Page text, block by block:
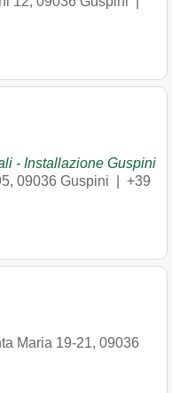
- Installazione Guspini
, 09036 Guspini
+39
Maria 19-21, 09036